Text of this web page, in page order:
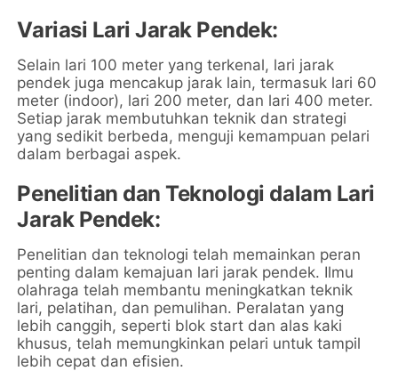
Variasi Lari Jarak Pendek:
Selain lari 100 meter yang terkenal, lari jarak
pendek juga mencakup jarak lain, termasuk lari 60
meter (indoor), lari 200 meter, dan lari 400 meter.
Setiap jarak membutuhkan teknik dan strategi
yang sedikit berbeda, menguji kemampuan pelari
dalam berbagai aspek.
Penelitian dan Teknologi dalam Lari
Jarak Pendek:
Penelitian dan teknologi telah memainkan peran
penting dalam kemajuan lari jarak pendek. Ilmu
olahraga telah membantu meningkatkan teknik
lari, pelatihan, dan pemulihan. Peralatan yang
lebih canggih, seperti blok start dan alas kaki
khusus, telah memungkinkan pelari untuk tampil
lebih cepat dan efisien.